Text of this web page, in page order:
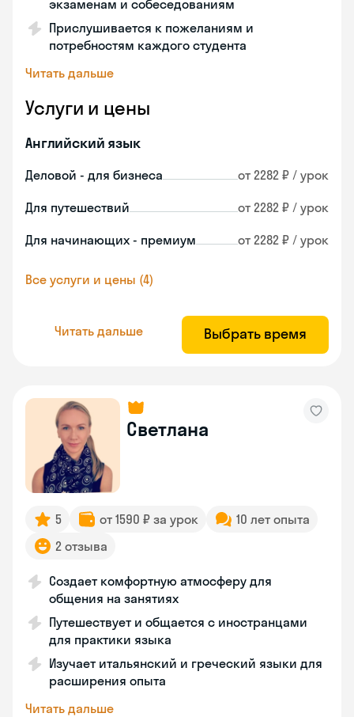
экзаменам и собеседованиям
Прислушивается к пожеланиям и
потребностям каждого студента
Читать дальше
Услуги и цены
Английский язык
Деловой - для бизнеса от 2282 ₽ / урок
Для путешествий от 2282 ₽ / урок
Для начинающих - премиум от 2282 ₽ / урок
Все услуги и цены (4)
Читать дальше Выбрать время
Светлана
5 от 1590 ₽ за урок
10 лет опыта
2 отзыва
Создает комфортную атмосферу для
общения на занятиях
Путешествует и общается с иностранцами
для практики языка
Изучает итальянский и греческий языки для
расширения опыта
Читать дальше